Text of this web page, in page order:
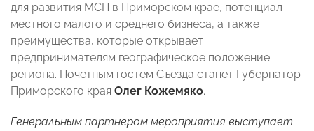
для развития МСП в Приморском крае, потенциал
местного малого и среднего бизнеса, а также
преимущества, которые открывает
предпринимателям географическое положение
региона. Почетным гостем Съезда станет Губернатор
Приморского края Олег Кожемяко.
Генеральным партнером мероприятия выступает